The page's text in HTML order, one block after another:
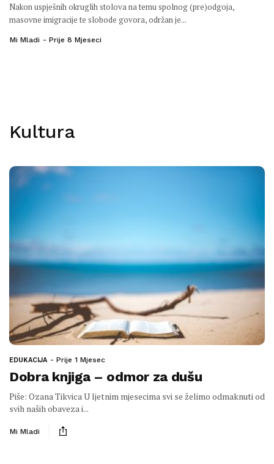
Nakon uspješnih okruglih stolova na temu spolnog (pre)odgoja,
masovne imigracije te slobode govora, održan je...
Mi Mladi Prije 8 Mjeseci
Kultura
EDUKACIJA Prije 1 Mjesec
Dobra knjiga – odmor za dušu
Piše: Ozana Tikvica U ljetnim mjesecima svi se želimo odmaknuti od
svih naših obaveza i...
Mi Mladi